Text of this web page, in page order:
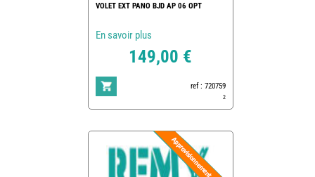
VOLET EXT PANO BJD AP 06 OPT
En savoir plus
149,00 €
ref : 720759
2